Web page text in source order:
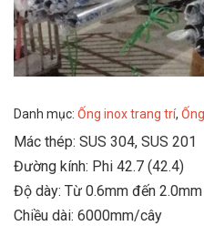
Danh mục: Ống inox trang trí,
Mác thép: SUS 304, SUS 201
Đường kính: Phi 42.7 (42.4)
Độ dày: Từ 0.6mm đến 2.0mm
Chiều dài: 6000mm/cây